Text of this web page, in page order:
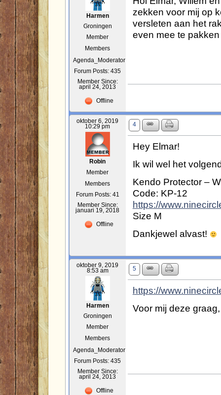
Harmen
Groningen
Member
Members
Agenda_Moderator
Forum Posts: 435
Member Since:
april 24, 2013
Offline
zekken voor mij op
versleten aan het
even mee te
oktober 6, 2019
10:29 pm
Robin
Member
Members
Forum Posts: 41
Member Since:
januari 19, 2018
Offline
4
Hey Elmar!
Ik wil wel het
Kendo Protector –
Code: KP-12
https://
Size M
Dankjewel alvast!
oktober 9, 2019
8:53 am
Harmen
Groningen
Member
Members
Agenda_Moderator
Forum Posts: 435
Member Since:
april 24, 2013
Offline
5
https://
Voor mij deze